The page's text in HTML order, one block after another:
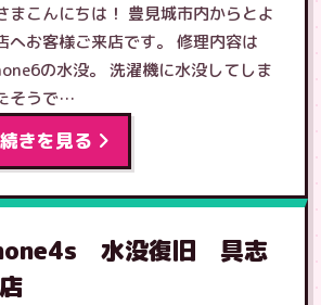
まこんにちは！ 豊見城市内からとよ
へお客様ご来店です。 修理内容は
の水没。 洗濯機に水没してしま
そうで…
続きを見る
水没復旧 具志